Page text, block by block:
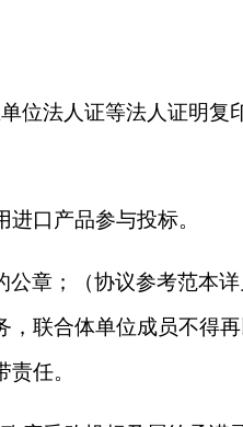
位法人证等法人证明复
口产品参与投标。
章；（协议参考范本
联合体单位成员不得
任。